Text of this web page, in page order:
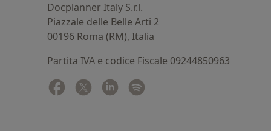
Docplanner Italy S.r.l.
Piazzale delle Belle Arti 2
00196 Roma (RM), Italia
Partita IVA e codice Fiscale 09244850963
Facebook
si apre in una nuova scheda
Twitter
si apre in una nuova scheda
Linkedin
si apre in una nuova scheda